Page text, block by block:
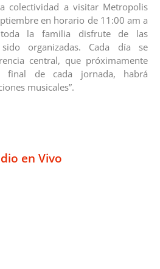
colectividad a visitar Metropolis
en horario de 11:00 am a
la familia disfrute de las
organizadas. Cada día se
central, que próximamente
final de cada jornada, habrá
musicales”.
en Vivo